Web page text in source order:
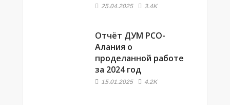
25.04.2025 3.4K
Отчёт ДУМ РСО-
Алания о
проделанной работе
за 2024 год
15.01.2025 4.2K